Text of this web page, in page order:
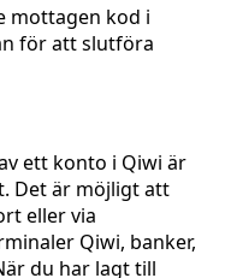
mottagen kod i
för att slutföra
ett konto i Qiwi är
Det är möjligt att
eller via
Qiwi, banker,
du har lagt till